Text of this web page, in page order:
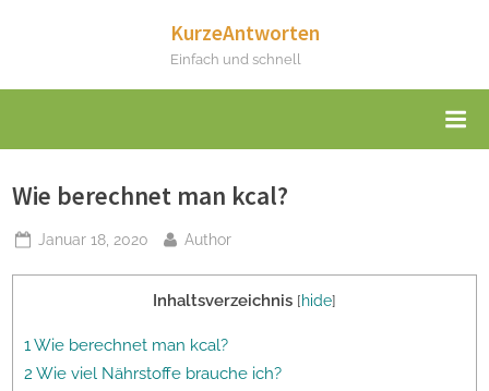
KurzeAntworten
Einfach und schnell
Wie berechnet man kcal?
Posted
Januar 18, 2020 By
Author
Inhaltsverzeichnis [hide]
1 Wie berechnet man kcal?
2 Wie viel Nährstoffe brauche ich?